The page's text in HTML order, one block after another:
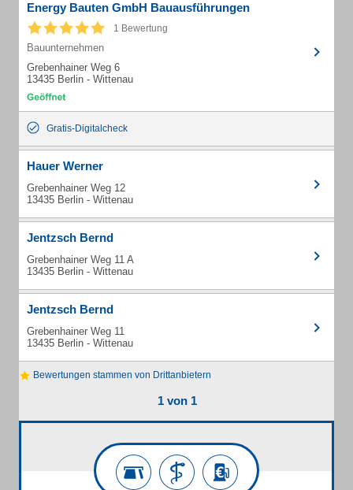
Energy Bauten GmbH Bauausführungen
1 Bewertung
Bauunternehmen
Grebenhainer Weg 6
13435 Berlin - Wittenau
Gratis-Digitalcheck
Hauer Werner
Grebenhainer Weg 12
13435 Berlin - Wittenau
Jentzsch Bernd
Grebenhainer Weg 11 A
13435 Berlin - Wittenau
Jentzsch Bernd
Grebenhainer Weg 11
13435 Berlin - Wittenau
Bewertungen stammen von Drittanbietern
1 von 1